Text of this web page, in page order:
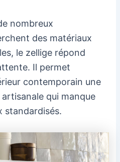
nombreux
des matériaux
le zellige répond
Il permet
contemporain une
qui manque
standardisés.